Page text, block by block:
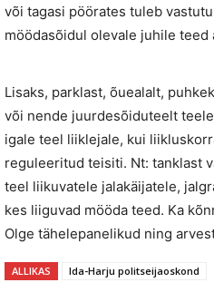
või tagasi pöörates tuleb
möödasõidul olevale juhile teed
Lisaks, parklast, õuealalt,
või nende juurdesõiduteelt
igale teel liiklejale, kui
reguleeritud teisiti. Nt: tanklast
teel liikuvatele jalakäijatele,
kes liiguvad mööda teed. Ka
Olge tähelepanelikud ning
ALLIKAS Ida-Harju politseijaoskond